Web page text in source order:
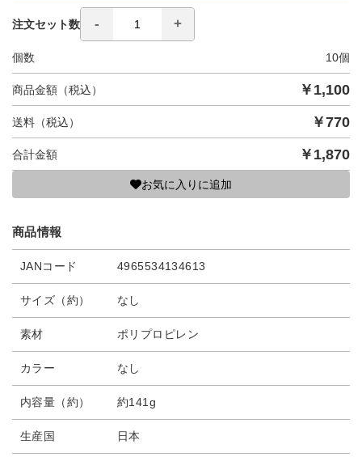
注文セット数
個数 10個
商品金額（税込） ￥ 1,100
送料（税込） ￥770
合計金額 ￥ 1,870
お気に入りに追加
商品情報
JANコード 4965534134613
サイズ（約） なし
素材 ポリプロピレン
カラー なし
内容量（約） 約141g
生産国 日本